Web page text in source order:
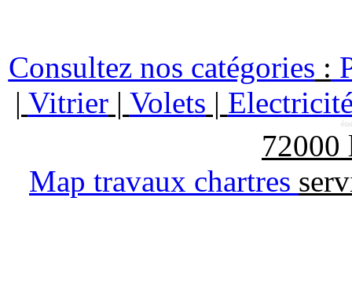
Consultez nos catégories :
| Vitrier| Volets |
72000
Map travaux chartres